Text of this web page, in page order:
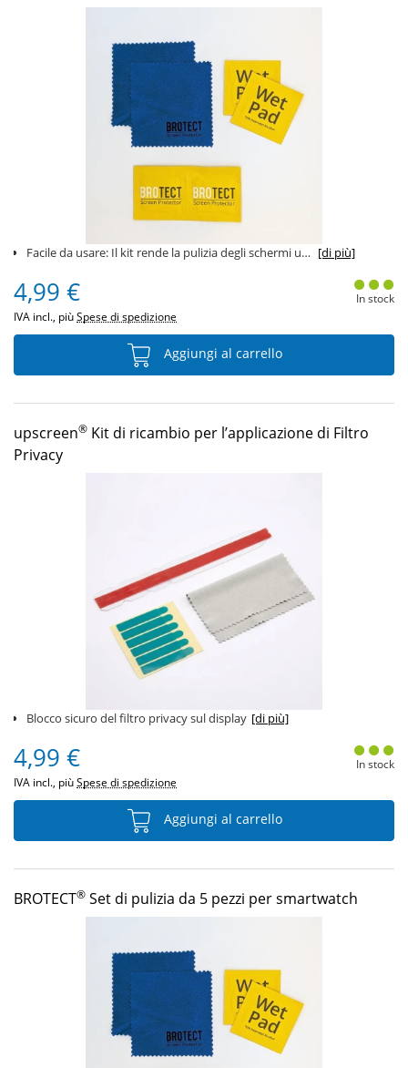
Facile da usare: Il kit rende la pulizia degli schermi un gioco da ragazzi. [di più]
4,99 €
IVA incl., piùSpese di spedizione
In stock
Aggiungi al carrello
upscreen® Kit di ricambio per l’applicazione di Filtro
Privacy
Blocco sicuro del filtro privacy sul display [di più]
4,99 €
IVA incl., piùSpese di spedizione
In stock
Aggiungi al carrello
BROTECT® Set di pulizia da 5 pezzi per smartwatch